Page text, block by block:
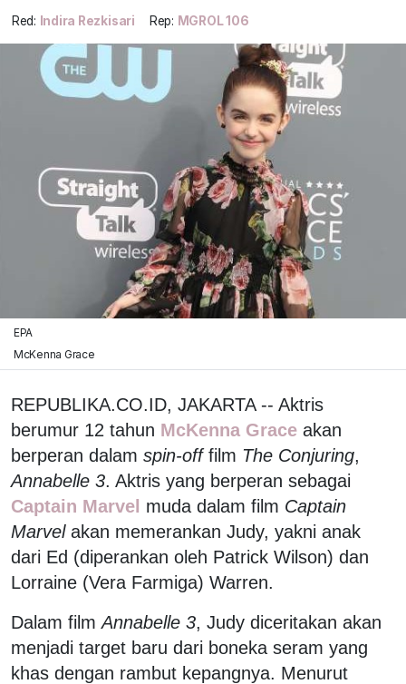
Red: Indira Rezkisari Rep: MGROL 106
EPA
McKenna Grace
REPUBLIKA.CO.ID, JAKARTA -- Aktris
berumur 12 tahun McKenna Grace akan
berperan dalam spin-offfilm The Conjuring,
Annabelle 3. Aktris yang berperan sebagai
Captain Marvel muda dalam film Captain
Marvelakan memerankan Judy, yakni anak
dari Ed (diperankan oleh Patrick Wilson) dan
Lorraine (Vera Farmiga) Warren.
Dalam filmAnnabelle 3, Judy diceritakan akan
menjadi target baru dari boneka seram yang
khas dengan rambut kepangnya. Menurut